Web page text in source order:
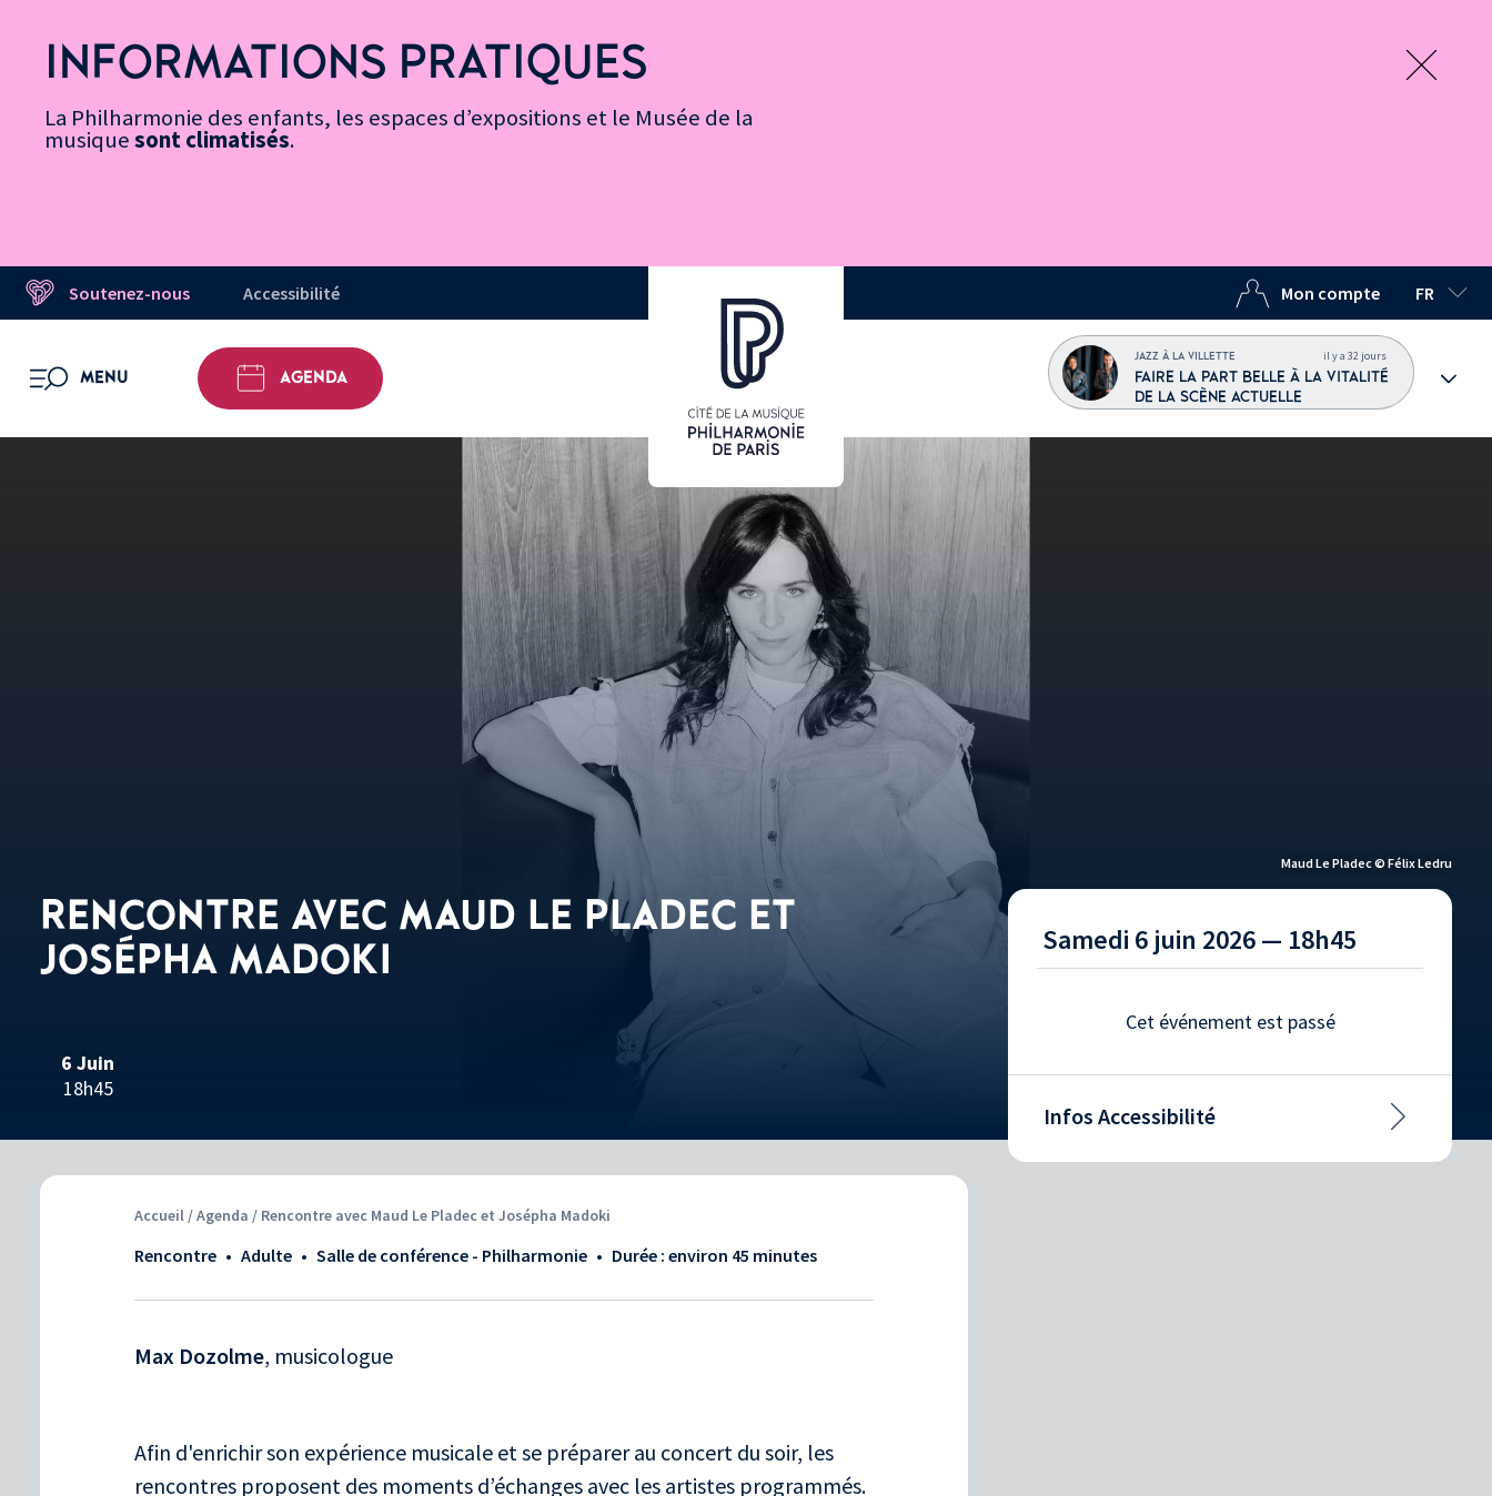
Accessibilité
rapides
contenuMessage d’information
INFORMATIONS PRATIQUES
La Philharmonie des enfants, les espaces d’expositions et le Musée de la
musiquesont climatisés.
Soutenez-nous Accessibilité Mon compte FR
LANGUE
MENU
OUVRIR LE MENU AGENDA
JAZZ À LA VILLETTE il y a 32 jours
FAIRE LA PART BELLE À LA VITALITÉ
DE LA SCÈNE ACTUELLE
Maud Le Pladec © Félix Ledru
RENCONTRE AVEC MAUD LE PLADEC ET
JOSÉPHA MADOKI
6 Juin
18h45
Accueil /Agenda / Rencontre avec Maud Le Pladec et Josépha Madoki
Rencontre • adulte • Salle de conférence - Philharmonie • Durée : environ 45 minutes
Max Dozolme, musicologue
Afin d'enrichir son expérience musicale et se préparer au concert du soir, les
rencontres proposent des moments d’échanges avec les artistes programmés.
Samedi 6 juin 2026 — 18h45
Cet événement est passé
Infos Accessibilité